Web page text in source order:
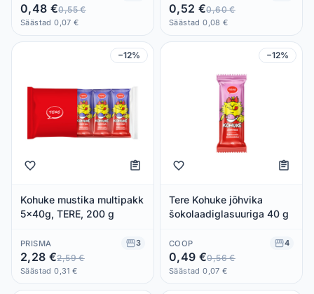
0,48 €0,55 €
Säästad 0,07 €
0,52 €0,60 €
Säästad 0,08 €
−12%
Kohuke mustika multipakk
5x40g, TERE, 200 g
PRISMA 3
2,28 €2,59 €
Säästad 0,31 €
−12%
Tere Kohuke jõhvika
šokolaadiglasuuriga 40 g
COOP 4
0,49 €0,56 €
Säästad 0,07 €